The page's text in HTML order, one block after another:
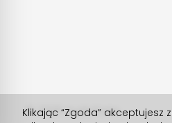
© 2026 Audioforte
Klikając “Zgoda”